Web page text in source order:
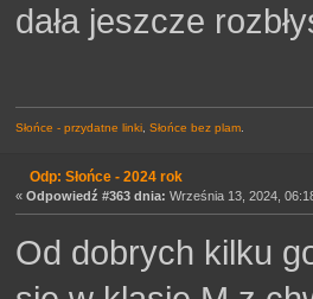
dała jeszcze
Słońce - przydatne linki Słońce bez plam
Odp: Słońce - 2024 rok
« Odpowiedź #363 dnia: Września 13, 2024,
Od dobrych kilku